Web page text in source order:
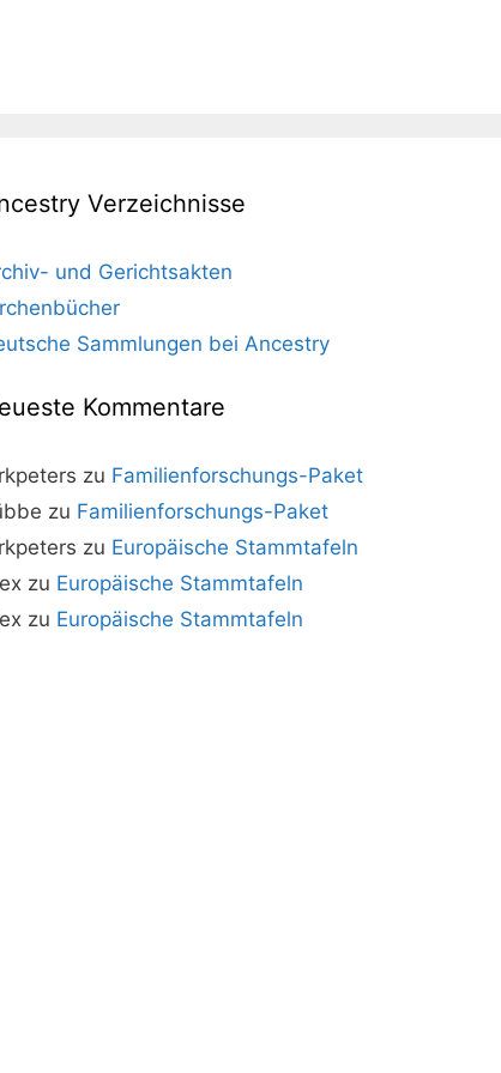
Verzeichnisse
und Gerichtsakten
Sammlungen bei Ancestry
Kommentare
zu Familienforschungs-Paket
zu Familienforschungs-Paket
zu Europäische Stammtafeln
zu Europäische Stammtafeln
zu Europäische Stammtafeln